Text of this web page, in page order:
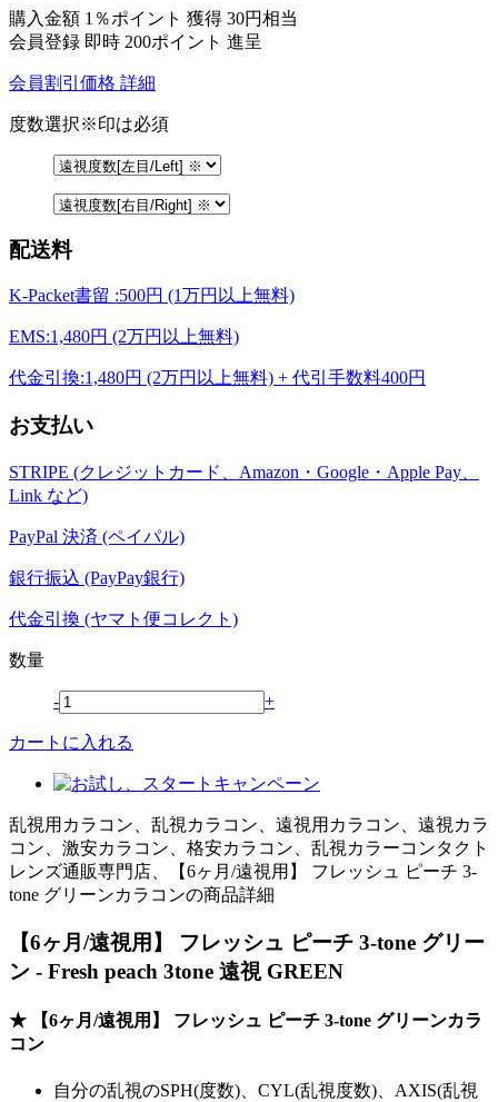
購入金額 1％ポイント 獲得 30円相当
会員登録 即時 200ポイント 進呈
会員割引価格 詳細
度数選択※印は必須
配送料
K-Packet書留 :500円 (1万円以上無料)
EMS:1,480円 (2万円以上無料)
代金引換:1,480円 (2万円以上無料) + 代引手数料400円
お支払い
STRIPE (クレジットカード、Amazon・Google・Apple Pay、
Link など)
PayPal 決済 (ペイパル)
銀行振込 (PayPay銀行)
代金引換 (ヤマト便コレクト)
数量
- +
カートに入れる
乱視用カラコン、乱視カラコン、遠視用カラコン、遠視カラ
コン、激安カラコン、格安カラコン、乱視カラーコンタクト
レンズ通販専門店、【6ヶ月/遠視用】 フレッシュ ピーチ 3-
tone グリーンカラコンの商品詳細
【6ヶ月/遠視用】 フレッシュ ピーチ 3-tone グリー
ン - Fresh peach 3tone 遠視 GREEN
★ 【6ヶ月/遠視用】 フレッシュ ピーチ 3-tone グリーンカラ
コン
自分の乱視のSPH(度数)、CYL(乱視度数)、AXIS(乱視